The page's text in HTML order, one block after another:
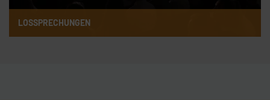
LOSSPRECHUNGEN